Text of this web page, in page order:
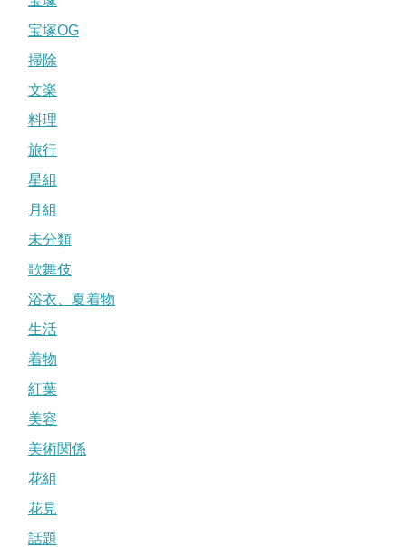
宝塚OG
掃除
文楽
料理
旅行
星組
月組
未分類
歌舞伎
浴衣、夏着物
生活
着物
紅葉
美容
美術関係
花組
花見
話題